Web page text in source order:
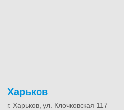
Харьков
г. Харьков, ул. Клочковская 117